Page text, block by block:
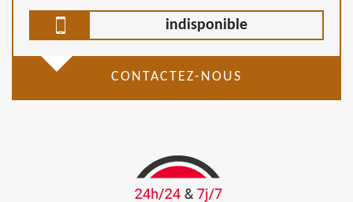
indisponible
CONTACTEZ-NOUS